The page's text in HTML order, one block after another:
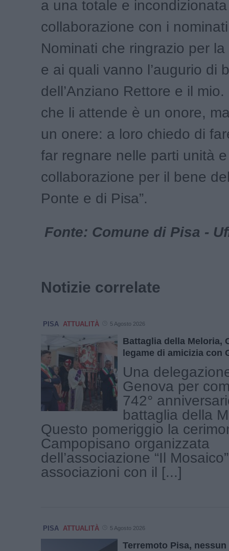
a una totale e incondizionata
collaborazione con i
Nominati che ringrazio per
e ai quali vanno l’augurio di
dell’Anziano Rettore e il
che li attende è un onore,
un onere: a loro chiedo di
far regnare nelle parti unità
collaborazione per il bene
Ponte e di Pisa”.
Fonte: Comune di Pisa -
Notizie correlate
PISA ATTUALITÀ 5 Agosto 2026
Battaglia della Meloria,
legame di amicizia con
Una
Genova per
742°
battaglia della
Questo pomeriggio la
Campopisano organizzata
dell’associazione “Il
associazioni con il [...]
PISA ATTUALITÀ 5 Agosto 2026
Terremoto Pisa,